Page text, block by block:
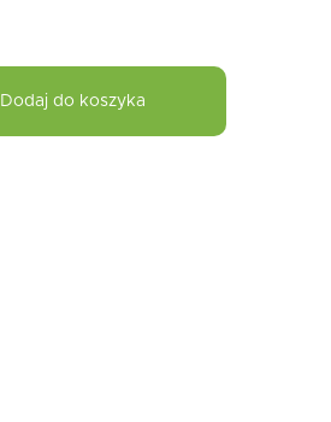
Dodaj do koszyka